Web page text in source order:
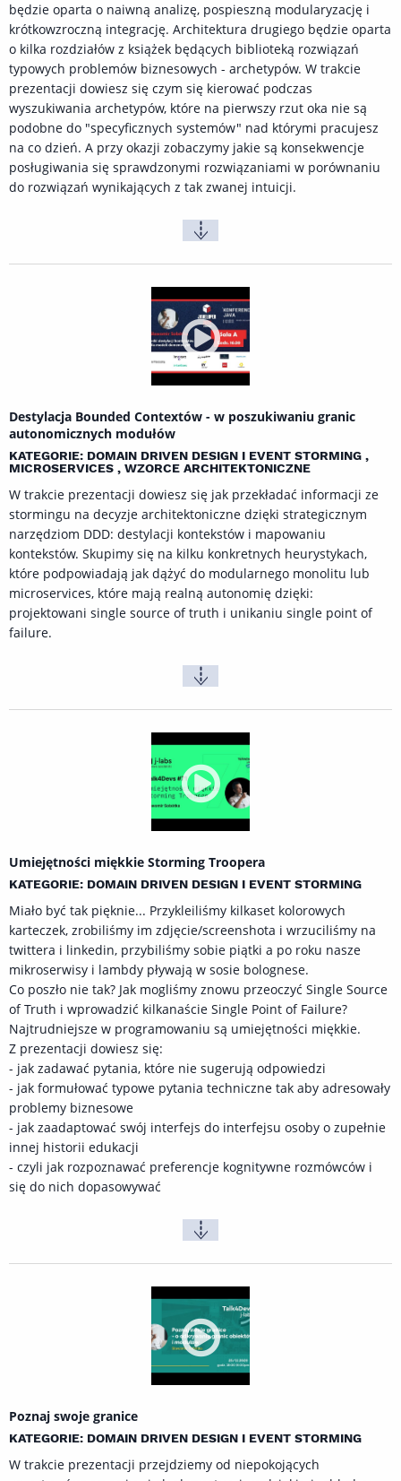
będzie oparta o naiwną analizę, pospieszną modularyzację i
krótkowzroczną integrację. Architektura drugiego będzie oparta
o kilka rozdziałów z książek będących biblioteką rozwiązań
typowych problemów biznesowych - archetypów. W trakcie
prezentacji dowiesz się czym się kierować podczas
wyszukiwania archetypów, które na pierwszy rzut oka nie są
podobne do "specyficznych systemów" nad którymi pracujesz
na co dzień. A przy okazji zobaczymy jakie są konsekwencje
posługiwania się sprawdzonymi rozwiązaniami w porównaniu
do rozwiązań wynikających z tak zwanej intuicji.
Destylacja Bounded Contextów - w poszukiwaniu granic
autonomicznych modułów
KATEGORIE: DOMAIN DRIVEN DESIGN I EVENT STORMING ,
MICROSERVICES , WZORCE ARCHITEKTONICZNE
W trakcie prezentacji dowiesz się jak przekładać informacji ze
stormingu na decyzje architektoniczne dzięki strategicznym
narzędziom DDD: destylacji kontekstów i mapowaniu
kontekstów. Skupimy się na kilku konkretnych heurystykach,
które podpowiadają jak dążyć do modularnego monolitu lub
microservices, które mają realną autonomię dzięki:
projektowani single source of truth i unikaniu single point of
failure.
Umiejętności miękkie Storming Troopera
KATEGORIE: DOMAIN DRIVEN DESIGN I EVENT STORMING
Miało być tak pięknie... Przykleiliśmy kilkaset kolorowych
karteczek, zrobiliśmy im zdjęcie/screenshota i wrzuciliśmy na
twittera i linkedin, przybiliśmy sobie piątki a po roku nasze
mikroserwisy i lambdy pływają w sosie bolognese.
Co poszło nie tak? Jak mogliśmy znowu przeoczyć Single Source
of Truth i wprowadzić kilkanaście Single Point of Failure?
Najtrudniejsze w programowaniu są umiejętności miękkie.
Z prezentacji dowiesz się:
- jak zadawać pytania, które nie sugerują odpowiedzi
- jak formułować typowe pytania techniczne tak aby adresowały
problemy biznesowe
- jak zaadaptować swój interfejs do interfejsu osoby o zupełnie
innej historii edukacji
- czyli jak rozpoznawać preferencje kognitywne rozmówców i
się do nich dopasowywać
Poznaj swoje granice
KATEGORIE: DOMAIN DRIVEN DESIGN I EVENT STORMING
W trakcie prezentacji przejdziemy od niepokojących